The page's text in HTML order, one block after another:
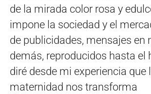
de la mirada color rosa y
impone la sociedad y el
de publicidades, mensajes en
demás, reproducidos hasta el
diré desde mi experiencia que
maternidad nos transforma